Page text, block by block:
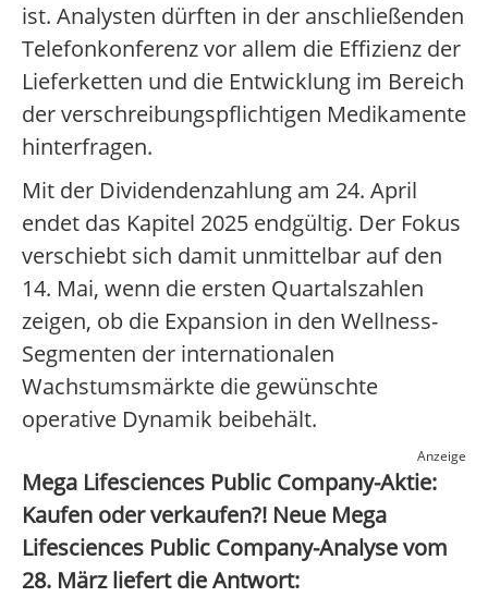
ist. Analysten dürften in der anschließenden
Telefonkonferenz vor allem die Effizienz der
Lieferketten und die Entwicklung im Bereich
der verschreibungspflichtigen Medikamente
hinterfragen.
Mit der Dividendenzahlung am 24. April
endet das Kapitel 2025 endgültig. Der Fokus
verschiebt sich damit unmittelbar auf den
14. Mai, wenn die ersten Quartalszahlen
zeigen, ob die Expansion in den Wellness-
Segmenten der internationalen
Wachstumsmärkte die gewünschte
operative Dynamik beibehält.
Anzeige
Mega Lifesciences Public Company-Aktie:
Kaufen oder verkaufen?! Neue Mega
Lifesciences Public Company-Analyse vom
28. März liefert die Antwort: